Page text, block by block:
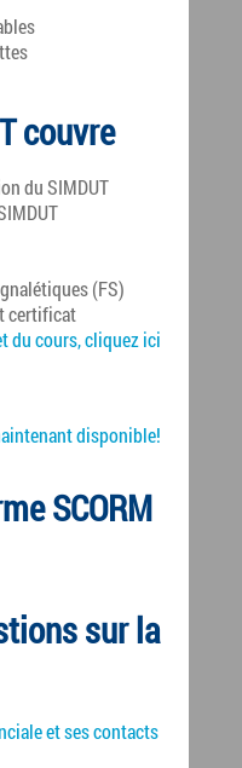
couvre
du SIMDUT
(FS)
certificat
du cours, cliquez ici
disponible!
SCORM
sur la
et ses contacts